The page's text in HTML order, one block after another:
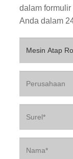
dalam
Anda dalam